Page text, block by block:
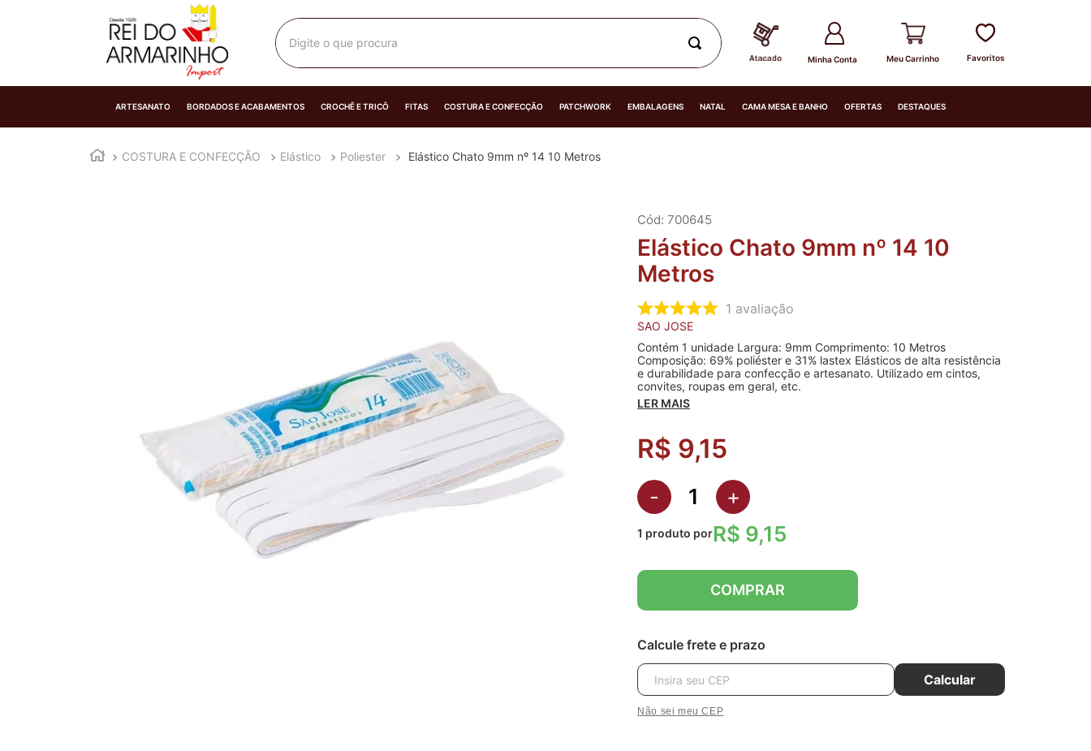
Digite o que procura
Minha Conta
ARTESANATO BORDADOS E ACABAMENTOS CROCHÊ E TRICÔ FITAS COSTURA E CONFECÇÃO PATCHWORK EMBALAGENS NATAL CAMA MESA E BANHO OFERTAS DESTAQUES
COSTURA E CONFECÇÃO Elástico Poliester Elástico Chato 9mm nº 14 10 Metros
:700645
Elástico Chato 9mm nº 14 10
Metros
1 avaliação
SAO JOSE
Contém 1 unidade Largura: 9mm Comprimento: 10 Metros
Composição: 69% poliéster e 31% lastex Elásticos de alta resistência
e durabilidade para confecção e artesanato. Utilizado em cintos,
convites, roupas em geral, etc.
LER MAIS
R$ 9,15
- +
1 produto porR$ 9,15
COMPRAR
Calcule frete e prazo
Calcular
Não sei meu CEP